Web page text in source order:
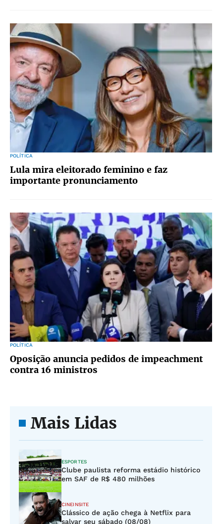
POLÍTICA
Lula mira eleitorado feminino e faz
importante pronunciamento
POLÍTICA
Oposição anuncia pedidos de impeachment
contra 16 ministros
Mais Lidas
ESPORTES
Clube paulista reforma estádio histórico
em SAF de R$ 480 milhões
CINEINSITE
Clássico de ação chega à Netflix para
salvar seu sábado (08/08)